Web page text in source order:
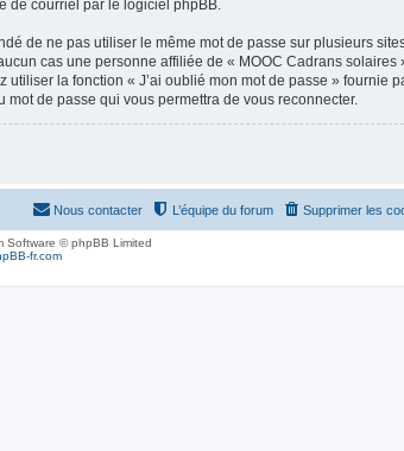
de courriel par le logiciel phpBB.
de ne pas utiliser le même mot de passe sur plusieurs
cas une personne affiliée de « MOOC Cadrans solaires
la fonction « J’ai oublié mon mot de passe » fournie
de passe qui vous permettra de vous reconnecter.
Supprimer les
L’équipe du forum
Nous contacter
Software © phpBB Limited
fr.com